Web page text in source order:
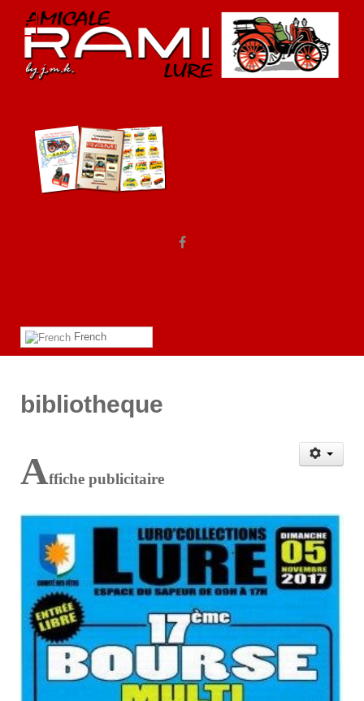
French
bibliotheque
Affiche publicitaire